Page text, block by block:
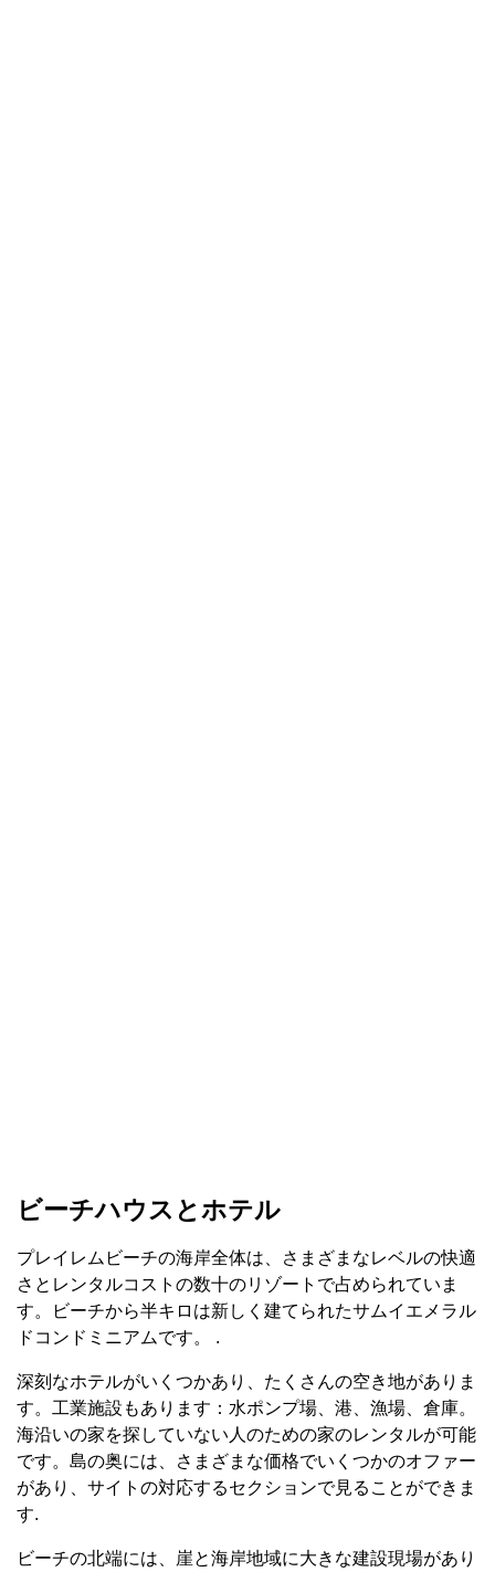
ビーチハウスとホテル
プレイレムビーチの海岸全体は、さまざまなレベルの快適
さとレンタルコストの数十のリゾートで占められていま
す。ビーチから半キロは新しく建てられたサムイエメラル
ドコンドミニアムです。 .
深刻なホテルがいくつかあり、たくさんの空き地がありま
す。工業施設もあります：水ポンプ場、港、漁場、倉庫。
海沿いの家を探していない人のための家のレンタルが可能
です。島の奥には、さまざまな価格でいくつかのオファー
があり、サイトの対応するセクションで見ることができま
す.
ビーチの北端には、崖と海岸地域に大きな建設現場があり